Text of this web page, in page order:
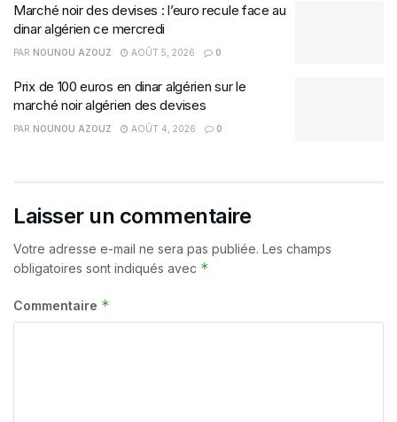
Marché noir des devises : l’euro recule face au
dinar algérien ce mercredi
PAR NOUNOU AZOUZ AOÛT 5, 2026 0
Prix de 100 euros en dinar algérien sur le
marché noir algérien des devises
PAR NOUNOU AZOUZ AOÛT 4, 2026 0
Laisser un commentaire
Votre adresse e-mail ne sera pas publiée. Les champs
obligatoires sont indiqués avec *
Commentaire *